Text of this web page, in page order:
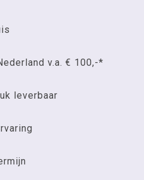
v.a. € 100,-*
leverbaar